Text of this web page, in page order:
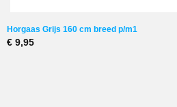
Horgaas Grijs 160 cm breed p/m1
€ 9,95